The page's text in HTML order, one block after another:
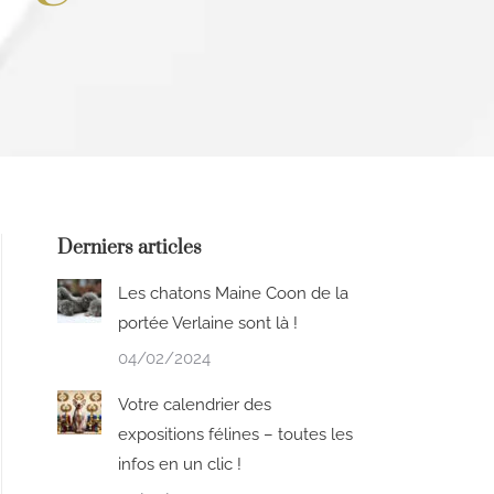
Derniers articles
Les chatons Maine Coon de la
portée Verlaine sont là !
04/02/2024
Votre calendrier des
expositions félines – toutes les
infos en un clic !